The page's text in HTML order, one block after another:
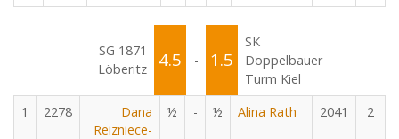
SG 1871
Löberitz
4.5 - 1.5
SK
Doppelbauer
Turm Kiel
1
2278
Dana
Reizniece-
½ - ½ Alina Rath 2041 2